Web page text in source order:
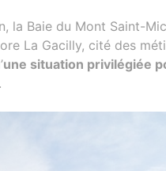
la Baie du Mont Saint-
La Gacilly, cité des
une situation privilégiée
.